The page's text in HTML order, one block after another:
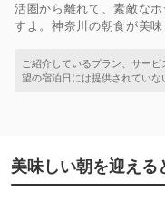
活圏から離れて、素敵な
すよ。神奈川の朝食が美
美味しい朝を迎える